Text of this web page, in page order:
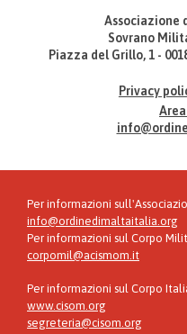
Associazione
Sovrano
Piazza del Grillo, 1 -
Privacy
Per informazioni
info@ordinedimaltaitalia.org
Per informazioni sul Corpo
corpomil@acismom.it
Per informazioni sul Corpo
www.cisom.org
segreteria@cisom.org